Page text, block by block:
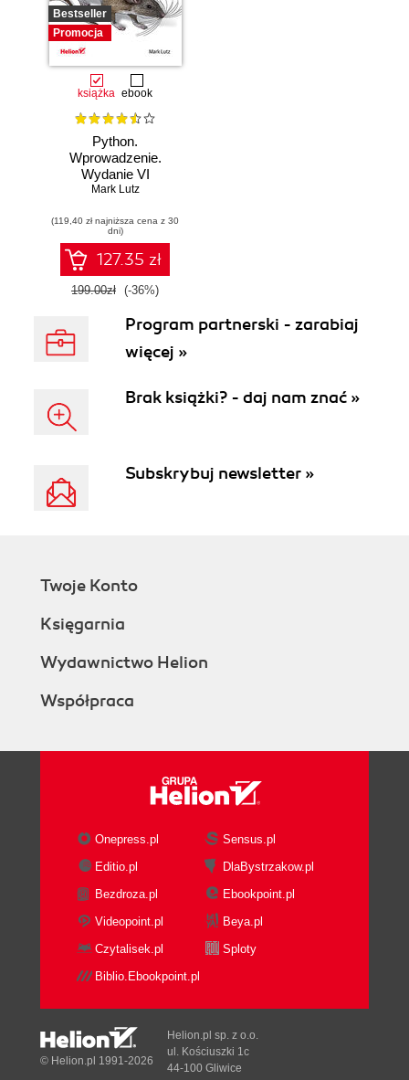
Bestseller
Promocja
książka ebook
Python.
Wprowadzenie.
Wydanie VI
Mark Lutz
(119,40 zł najniższa cena z 30
dni)
127.35 zł
199.00zł (-36%)
Program partnerski - zarabiaj
więcej »
Brak książki? - daj nam znać »
Subskrybuj newsletter »
Twoje Konto
Księgarnia
Wydawnictwo Helion
Współpraca
Onepress.pl
Sensus.pl
Editio.pl
DlaBystrzakow.pl
Bezdroza.pl
Ebookpoint.pl
Videopoint.pl
Beya.pl
Czytalisek.pl
Sploty
Biblio.Ebookpoint.pl
© Helion.pl 1991-2026
Helion.pl sp. z o.o.
ul. Kościuszki 1c
44-100 Gliwice